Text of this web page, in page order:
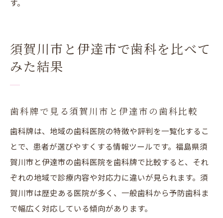
す。
須賀川市と伊達市で歯科を比べて
みた結果
歯科牌で見る須賀川市と伊達市の歯科比較
歯科牌は、地域の歯科医院の特徴や評判を一覧化するこ
とで、患者が選びやすくする情報ツールです。福島県須
賀川市と伊達市の歯科医院を歯科牌で比較すると、それ
ぞれの地域で診療内容や対応力に違いが見られます。須
賀川市は歴史ある医院が多く、一般歯科から予防歯科ま
で幅広く対応している傾向があります。